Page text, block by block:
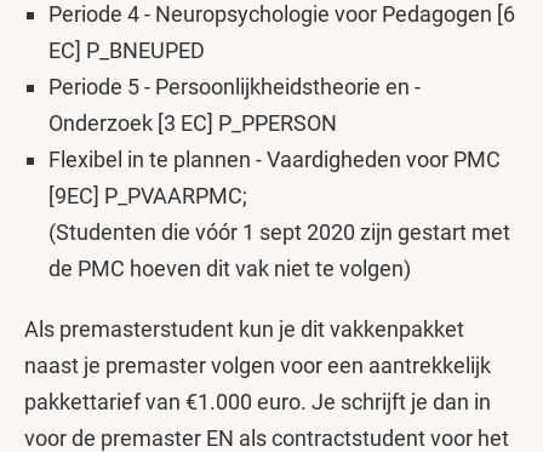
Periode 4 - Neuropsychologie voor Pedagogen [6
EC] P_BNEUPED
Periode 5 - Persoonlijkheidstheorie en -
Onderzoek [3 EC] P_PPERSON
Flexibel in te plannen - Vaardigheden voor PMC
[9EC] P_PVAARPMC;
(Studenten die vóór 1 sept 2020 zijn gestart met
de PMC hoeven dit vak niet te volgen)
Als premasterstudent kun je dit vakkenpakket
naast je premaster volgen voor een aantrekkelijk
pakkettarief van €1.000 euro. Je schrijft je dan in
voor de premaster EN als contractstudent voor het